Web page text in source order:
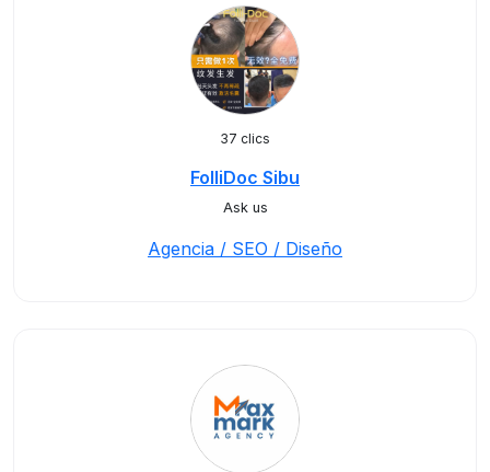
37 clics
FolliDoc Sibu
Ask us
Agencia / SEO / Diseño